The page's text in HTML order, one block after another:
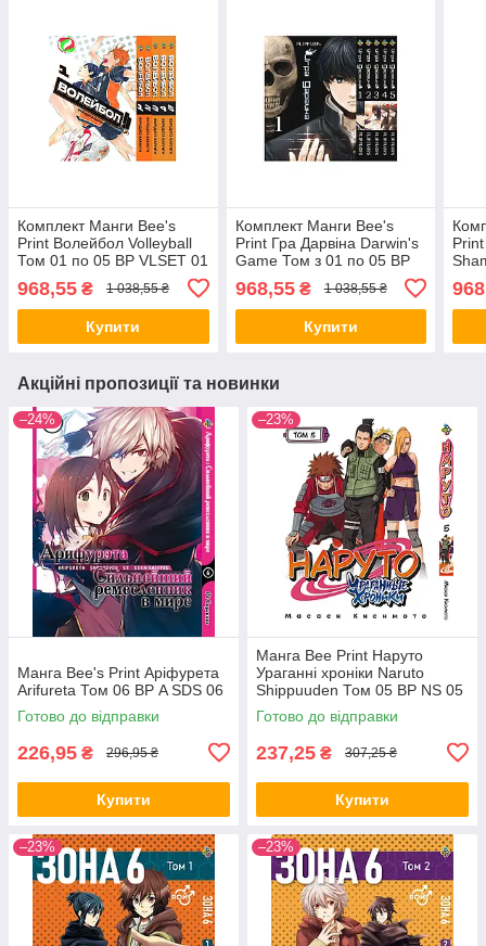
Комплект Манги Bee's
Print Волейбол Volleyball
Том 01 по 05 BP VLSET 01
968,55 ₴ 1 038,55 ₴
Купити
Комплект Манги Bee's
Print Гра Дарвіна Darwin's
Game Том з 01 по 05 BP
968,55₴ 1 038,55 ₴
Купити
Акційні пропозиції та новинки
–24%
Манга Bee's Print Аріфурета
Arifureta Том 06 ВР A SDS 06
Готово до відправки
226,95 ₴ 296,95 ₴
Купити
–23%
Манга Bee Print Наруто
Ураганні хроніки Naruto
Shippuuden Том 05 ВР NS 05
Готово до відправки
237,25 ₴ 307,25 ₴
Купити
–23% –23%